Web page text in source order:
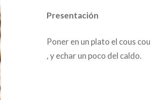
Presentación
Poner en un plato el cous
, y echar un poco del caldo.